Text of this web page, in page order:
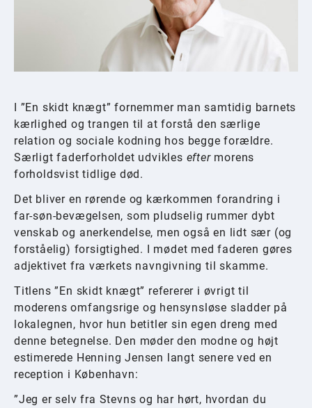
I ”En skidt knægt” fornemmer man samtidig barnets
kærlighed og trangen til at forstå den særlige
relation og sociale kodning hos begge forældre.
Særligt faderforholdet udvikles eftermorens
forholdsvist tidlige død.
Det bliver en rørende og kærkommen forandring i
far-søn-bevægelsen, som pludselig rummer dybt
venskab og anerkendelse, men også en lidt sær (og
forståelig) forsigtighed. I mødet med faderen gøres
adjektivet fra værkets navngivning til skamme.
Titlens ”En skidt knægt” refererer i øvrigt til
moderens omfangsrige og hensynsløse sladder på
lokalegnen, hvor hun betitler sin egen dreng med
denne betegnelse. Den møder den modne og højt
estimerede Henning Jensen langt senere ved en
reception i København:
”Jeg er selv fra Stevns og har hørt, hvordan du